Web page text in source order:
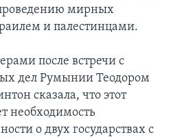
мирных
и палестинцами.
после встречи с
дел Румынии Теодором
сказала, что этот
необходимость
о двух государствах с